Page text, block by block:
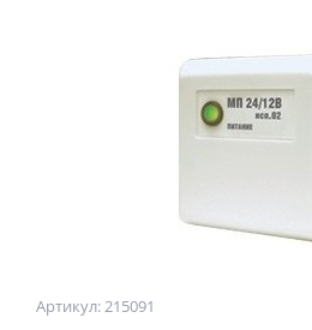
Артикул: 215091